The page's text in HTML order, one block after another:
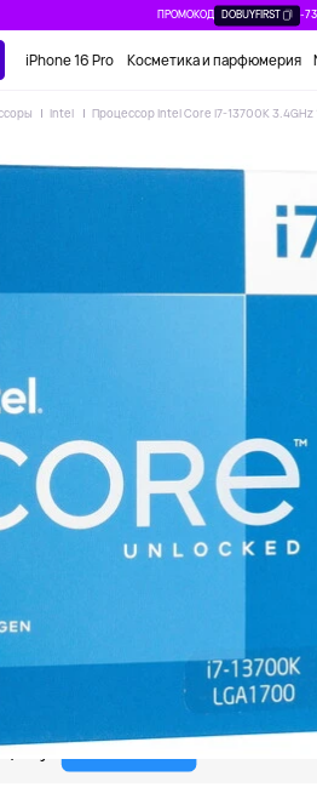
ПРОМОКОД DOBUYFIRST -
iPhone 16 Pro Косметика и парфюмерия
Intel Процессор Intel Core i7-13700K 3.4GHz